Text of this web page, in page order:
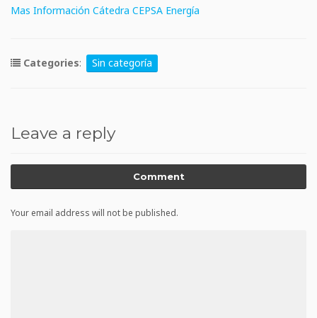
Mas Información Cátedra CEPSA Energía
Categories: Sin categoría
Leave a reply
Comment
Your email address will not be published.